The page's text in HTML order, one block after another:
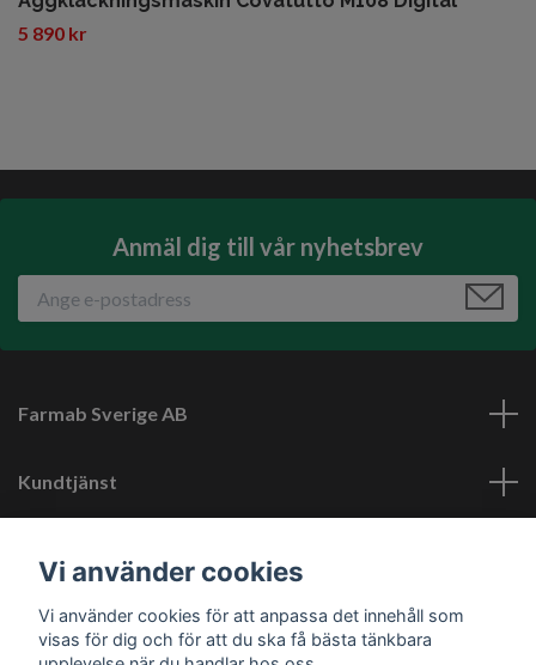
5 890 kr
Anmäl dig till vår nyhetsbrev
Farmab Sverige AB
Kundtjänst
Sociala medier
Vi använder cookies
Vi använder cookies för att anpassa det innehåll som
visas för dig och för att du ska få bästa tänkbara